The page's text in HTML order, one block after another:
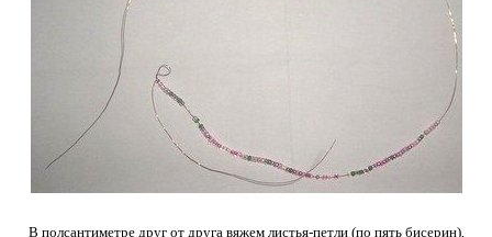
В полсантиметре друг от друга вяжем листья-петли (по пять бисерин),